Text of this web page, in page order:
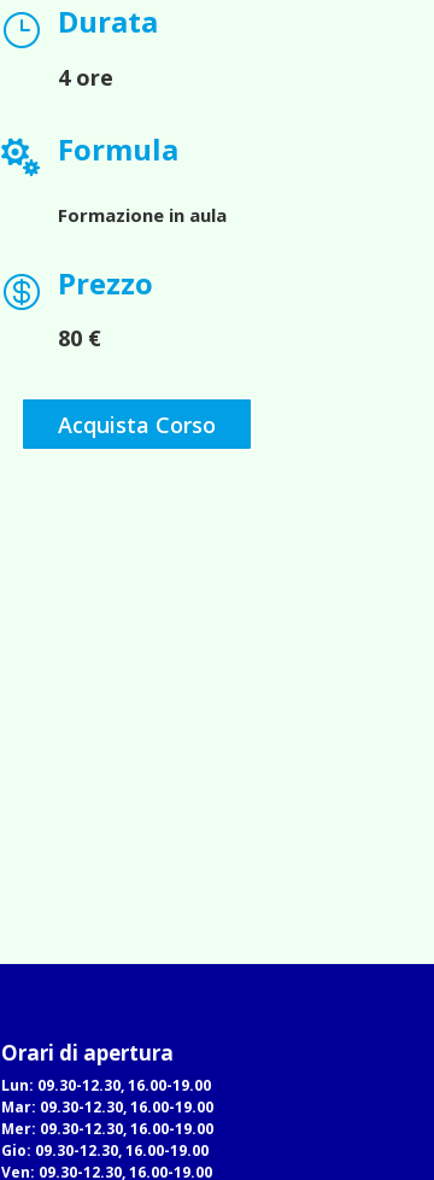
} Durata
4 ore
 Formula
Formazione in aula
 Prezzo
80 €
Acquista Corso
Orari di apertura
Lun: 09.30-12.30, 16.00-19.00
Mar: 09.30-12.30, 16.00-19.00
Mer: 09.30-12.30, 16.00-19.00
Gio: 09.30-12.30, 16.00-19.00
Ven: 09.30-12.30, 16.00-19.00